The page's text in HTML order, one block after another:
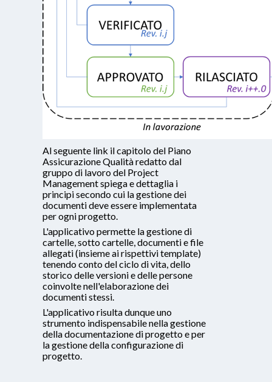
Al seguente link il capitolo del Piano
Assicurazione Qualità redatto dal
gruppo di lavoro del Project
Management spiega e dettaglia i
principi secondo cui la gestione dei
documenti deve essere implementata
per ogni progetto.
L'applicativo permette la gestione di
cartelle, sotto cartelle, documenti e file
allegati (insieme ai rispettivi template)
tenendo conto del ciclo di vita, dello
storico delle versioni e delle persone
coinvolte nell'elaborazione dei
documenti stessi.
L'applicativo risulta dunque uno
strumento indispensabile nella gestione
della documentazione di progetto e per
la gestione della configurazione di
progetto.